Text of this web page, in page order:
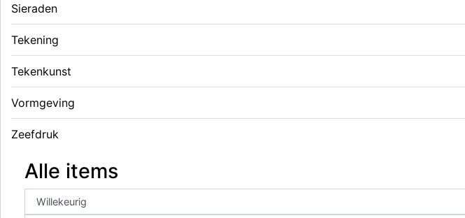
Sieraden
Tekening
Tekenkunst
Vormgeving
Zeefdruk
Alle items